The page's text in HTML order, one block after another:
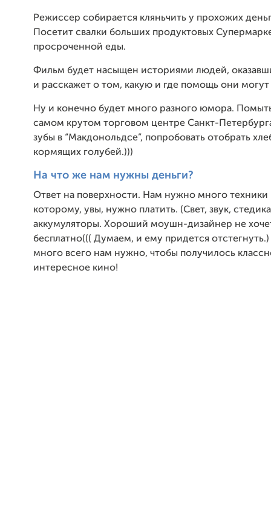
Режиссер собирается кляньчить у прохожих
Посетит свалки больших продуктовых
просроченной еды.
Фильм будет насыщен историями людей,
и расскажет о том, какую и где помощь они могут
Ну и конечно будет много разного юмора.
самом крутом торговом центре Санкт-
зубы в “Макдонольдсе”, попробовать отобрать
кормящих голубей.)))
На что же нам нужны деньги?
Ответ на поверхности. Нам нужно много техники
которому, увы, нужно платить. (Свет, звук,
аккумуляторы. Хороший моушн-дизайнер не
бесплатно((( Думаем, и ему придется
много всего нам нужно, чтобы получилось
интересное кино!